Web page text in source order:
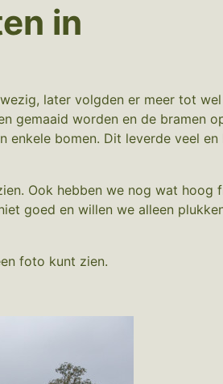
in
later volgden er meer tot
gemaaid worden en de bramen
enkele bomen. Dit leverde veel
Ook hebben we nog wat hoog
goed en willen we alleen
foto kunt zien.